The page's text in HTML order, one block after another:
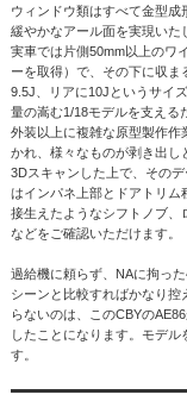
ウィンドウ類はすべて金型
緩やかなアール面を実現いた
実車では片側50mm以上のワ
ーを取得）で、その下に収
9.5J、リアに10Jというサイ
量の嵩む1/18モデルを支える
外装以上に複雑な原型製作作
かれ、様々なものが剥き出し
3Dスキャンした上で、その
はインパネ上部とドアトリム
接生えたようなシフトノブ、
などをご確認いただけます。
過給機に頼らず、NAに拘っ
シーンと比較すればかなり
らないのは、このCBYの
したことになります。モデ
す。